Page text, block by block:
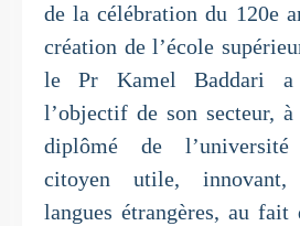
de la célébration du 120e
création de l’école
le Pr Kamel Baddari
l’objectif de son secteur,
diplômé de
citoyen utile,
langues étrangères, au fait